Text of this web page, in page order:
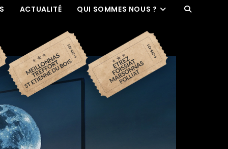
ACTUALITÉ QUI SOMMES NOUS ?